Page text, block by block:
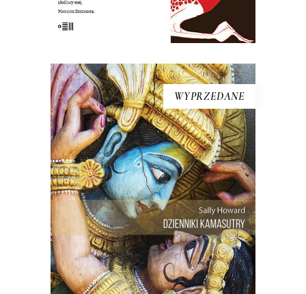
WYPRZEDANE
[EBOOK] Sally Howard –
DZIENNIKI KAMASUTRY.
PODRÓŻE INTYMNE PO
INDIACH
Indie to ojczyzna Kamasutry –
niedoścignionego traktatu o rozkoszach
i technikach erotycznych. Jednocześnie
jednak ta część świata jest najbardziej
przywiązana do idei małżeństwa
aranżowanego, bez miłości. To również
kraj pardy, czyli zasłaniania kobiety